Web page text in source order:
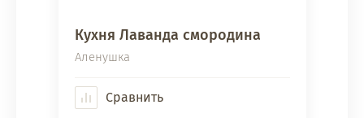
Кухня Лаванда смородина
Аленушка
Сравнить